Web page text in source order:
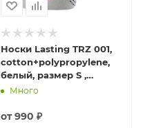
Носки Lasting TRZ 001,
cotton+polypropylene,
белый, размер S ,
TRZ001S
Много
от990 ₽